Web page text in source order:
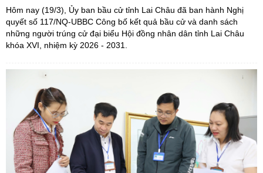
Hôm nay (19/3), Ủy ban bầu cử tỉnh Lai Châu đã ban hành Nghị
quyết số 117/NQ-UBBC Công bố kết quả bầu cử và danh sách
những người trúng cử đại biểu Hội đồng nhân dân tỉnh Lai Châu
khóa XVI, nhiệm kỳ 2026 - 2031.